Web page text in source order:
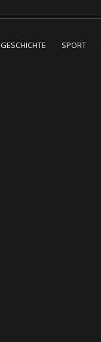
GESCHICHTE SPORT